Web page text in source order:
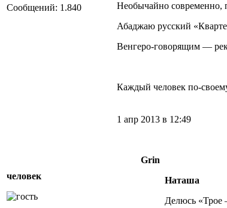
Сообщений: 1.840
Необычайно современно,
Абаджаю русский
Венгеро-говорящим —
Каждый человек по-
человек
1 апр 2013 в 12:49
Grin
Наташа
Делюсь «Трое